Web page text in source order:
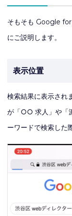
そもそも Google
にご説明します。
表示位置
検索結果に表示され
が「○○ 求人」や「
ーワードで検索した